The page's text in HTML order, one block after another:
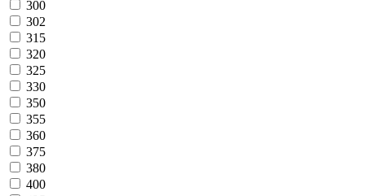
300
302
315
320
325
330
350
355
360
375
380
400